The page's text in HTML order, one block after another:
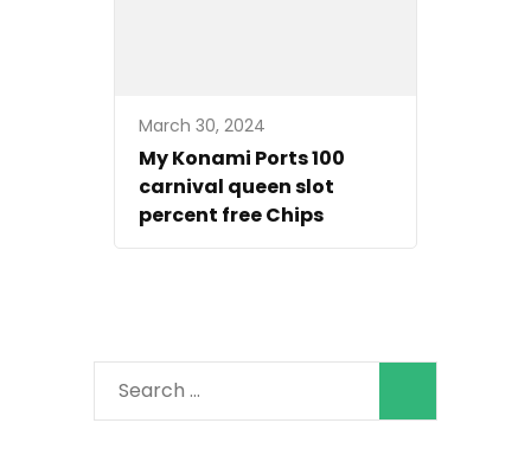
March 30, 2024
My Konami Ports 100
carnival queen slot
percent free Chips
Search
for: